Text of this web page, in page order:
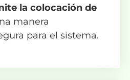
la colocación de
manera
para el sistema.